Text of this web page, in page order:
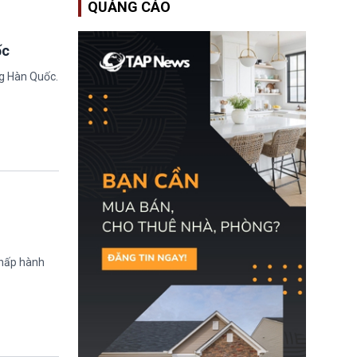
Hàn Quốc.
hành
nguy cơ thiếu hụt lực
lượng trầm trọng. Điều
này cần được đặc biệt
chú ý bởi nếu các siêu
bão đổ bộ Hoa Kỳ ở nửa
cuối năm 2026, lực
lượng ứng phó “mỏng”
có thể làm nghẽn công
tác cứu trợ; dẫn đến hệ
thống ứng phó khẩn cấp
quốc gia quá tải.
QUẢNG CÁO